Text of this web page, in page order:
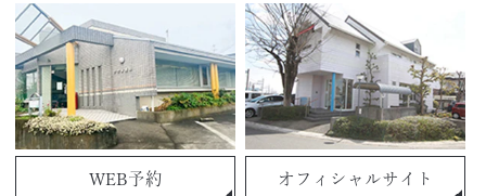
WEB予約 オフィシャルサイト